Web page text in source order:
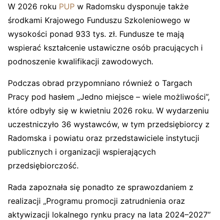
W 2026 roku PUP w Radomsku dysponuje także
środkami Krajowego Funduszu Szkoleniowego w
wysokości ponad 933 tys. zł. Fundusze te mają
wspierać kształcenie ustawiczne osób pracujących i
podnoszenie kwalifikacji zawodowych.
Podczas obrad przypomniano również o Targach
Pracy pod hasłem „Jedno miejsce – wiele możliwości”,
które odbyły się w kwietniu 2026 roku. W wydarzeniu
uczestniczyło 36 wystawców, w tym przedsiębiorcy z
Radomska i powiatu oraz przedstawiciele instytucji
publicznych i organizacji wspierających
przedsiębiorczość.
Rada zapoznała się ponadto ze sprawozdaniem z
realizacji „Programu promocji zatrudnienia oraz
aktywizacji lokalnego rynku pracy na lata 2024–2027”